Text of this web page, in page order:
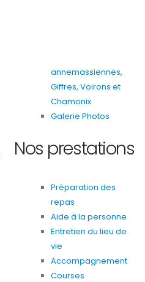
annemassiennes,
Giffres, Voirons et
Chamonix
Galerie Photos
Nos prestations
Préparation des
repas
Aide à la personne
Entretien du lieu de
vie
Accompagnement
Courses